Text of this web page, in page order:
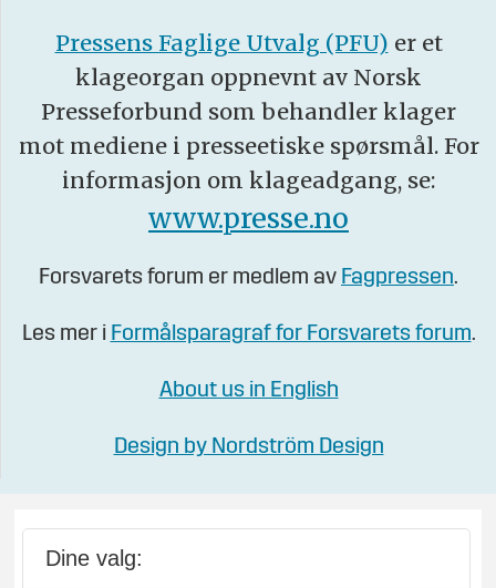
Pressens Faglige Utvalg (PFU) er et
klageorgan oppnevnt av Norsk
Presseforbund som behandler klager
mot mediene i presseetiske spørsmål. For
informasjon om klageadgang, se:
www.presse.no
Forsvarets forum er medlem av Fagpressen.
Les mer i Formålsparagraf for Forsvarets forum.
About us in English
Design by Nordström Design
Dine valg: